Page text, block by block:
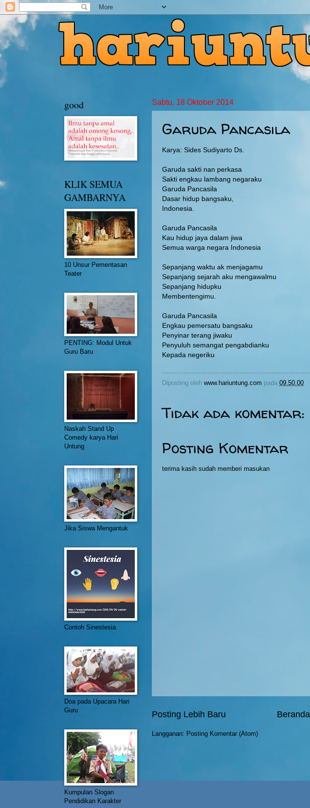
Sabtu, 18 Oktober 2014
Garuda Pancasila
Karya: Sides Sudiyarto Ds.
Garuda sakti nan perkasa
Sakti engkau lambang negaraku
Garuda Pancasila
Dasar hidup bangsaku,
Indonesia.
Garuda Pancasila
Kau hidup jaya dalam jiwa
Semua warga negara Indonesia
Sepanjang waktu ak menjagamu
Sepanjang sejarah aku mengawalmu
Sepanjang hidupku
Membentengimu.
Garuda Pancasila
Engkau pemersatu bangsaku
Penyinar terang jiwaku
Penyuluh semangat pengabdianku
Kepada negeriku
Diposting oleh www.hariuntung.com pada 09.50.00
Tidak ada komentar:
Posting Komentar
terima kasih sudah memberi masukan
Posting Lebih Baru Beranda
Langganan: Posting Komentar (Atom)
good
KLIK SEMUA
GAMBARNYA
10 Unsur Pementasan
Teater
PENTING: Modul Untuk
Guru Baru
Naskah Stand Up
Comedy karya Hari
Untung
Jika Siswa Mengantuk
Contoh Sinestesia
Doa pada Upacara Hari
Guru
Kumpulan Slogan
Pendidikan Karakter